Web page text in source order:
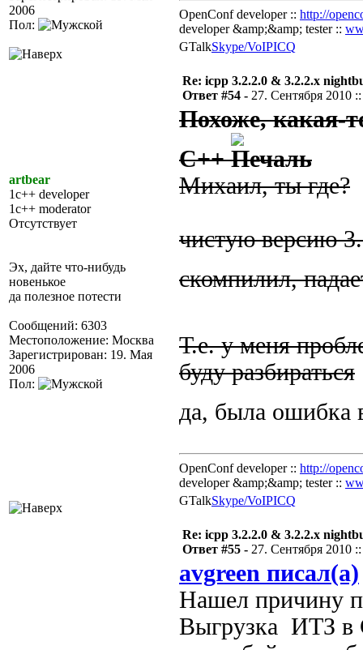
2006
Пол:
OpenConf developer :: http://
developer &amp;&amp; tester ::
GTalkSkype/VoIPICQ
artbear
1c++ developer
1c++ moderator
Отсутствует
Эх, дайте что-нибудь
новенькое
да полезное потести
Сообщений: 6303
Местоположение: Москва
Зарегистрирован: 19. Мая
2006
Пол:
Re: icpp 3.2.2.0 & 3.2.2.x
Ответ #54 - 27. Сентября 2010
Похоже, какая-
С++
Михаил, ты где?
чистую версию
скомпилил,
Т.е. у меня
буду разбираться
да, была ошибка
OpenConf developer :: http://
developer &amp;&amp; tester ::
GTalkSkype/VoIPICQ
Re: icpp 3.2.2.0 & 3.2.2.x
Ответ #55 - 27. Сентября 2010
avgreen писал(а)
Нашел причину
Выгрузка ИТЗ в